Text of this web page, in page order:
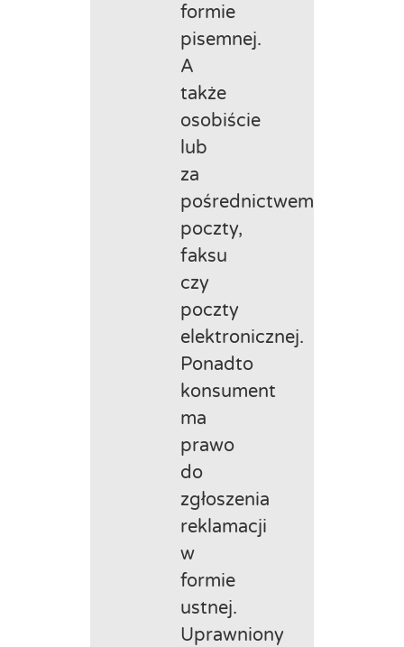
formie
pisemnej.
A
także
osobiście
lub
za
pośrednictwem
poczty,
faksu
czy
poczty
elektronicznej.
Ponadto
konsument
ma
prawo
do
zgłoszenia
reklamacji
w
formie
ustnej.
Uprawniony